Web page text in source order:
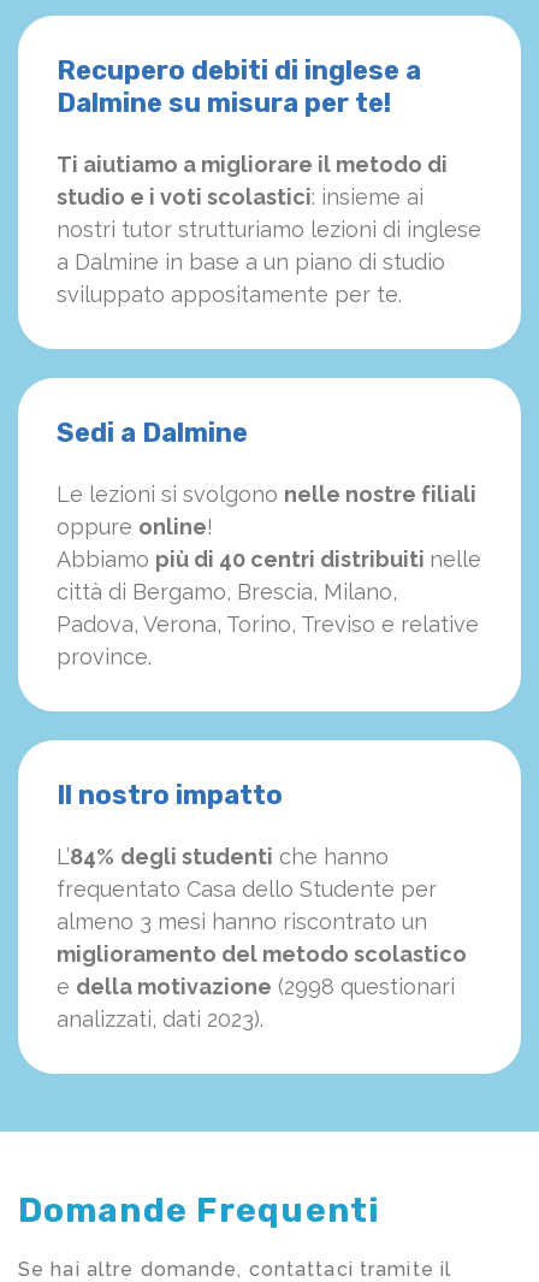
Recupero debiti di inglese a
Dalmine su misura per te!
Ti aiutiamo a migliorare il metodo di
studio e i voti scolastici: insieme ai
nostri tutor strutturiamo lezioni di inglese
a Dalmine in base a un piano di studio
sviluppato appositamente per te.
Sedi a Dalmine
Le lezioni si svolgono nelle nostre filiali
oppure online!
Abbiamo più di 40 centri distribuiti nelle
città di Bergamo, Brescia, Milano,
Padova, Verona, Torino, Treviso e relative
province.
Il nostro impatto
L’84% degli studenti che hanno
frequentato Casa dello Studente per
almeno 3 mesi hanno riscontrato un
miglioramento del metodo scolastico
e della motivazione (2998 questionari
analizzati, dati 2023).
Domande Frequenti
Se hai altre domande, contattaci tramite il